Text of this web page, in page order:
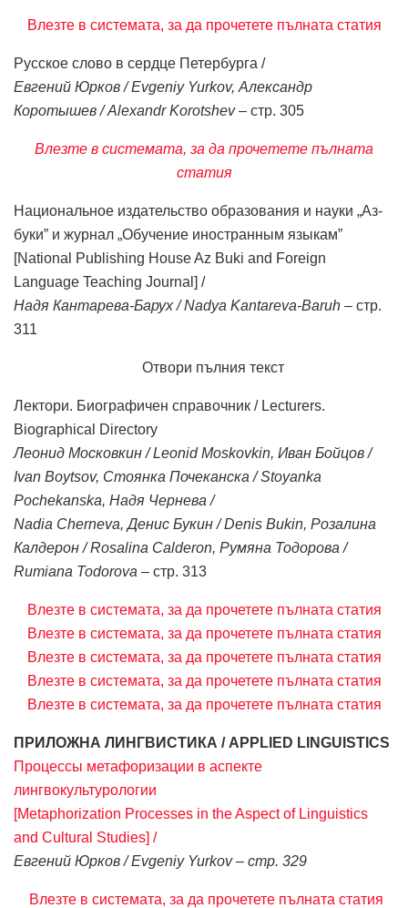
Влезте в системата, за да прочетете пълната статия
Русское слово в сердце Петербурга /
Евгений Юрков / Evgeniy Yurkov, Александр
Коротышев / Alexandr Korotshev– стр. 305
Влезте в системата, за да прочетете пълната
статия
Национальное издательство образования и науки „Аз-
буки” и журнал „Обучение иностранным языкам”
[National Publishing House Az Buki and Foreign
Language Teaching Journal] /
Надя Кантарева-Барух / Nadya Kantareva-Baruh – стр.
311
Отвори пълния текст
Лектори. Биографичен справочник / Lecturers.
Biographical Directory
Леонид Московкин / Leonid Moskovkin, Иван Бойцов /
Ivan Boytsov, Стоянка Почеканска / Stoyanka
Pochekanska, Надя Чернева /
Nadia Cherneva, Денис Букин / Denis Bukin, Розалина
Калдерон / Rosalina Calderon, Румяна Тодорова /
Rumiana Todorova – стр. 313
Влезте в системата, за да прочетете пълната статия
Влезте в системата, за да прочетете пълната статия
Влезте в системата, за да прочетете пълната статия
Влезте в системата, за да прочетете пълната статия
Влезте в системата, за да прочетете пълната статия
ПРИЛОЖНА ЛИНГВИСТИКА / APPLIED LINGUISTICS
Процессы метафоризации в аспекте
лингвокультурологии
[Metaphorization Processes in the Aspect of Linguistics
and Cultural Studies] /
Евгений Юрков / Evgeniy Yurkov – стр. 329
Влезте в системата, за да прочетете пълната статия